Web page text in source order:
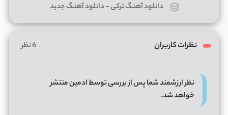
دانلود آهنگ ترکی-دانلود آهنگ جدید
نظرات کاربران 6 نظر
نظر ارزشمند شما پس از بررسی توسط ادمین منتشر
خواهد شد.